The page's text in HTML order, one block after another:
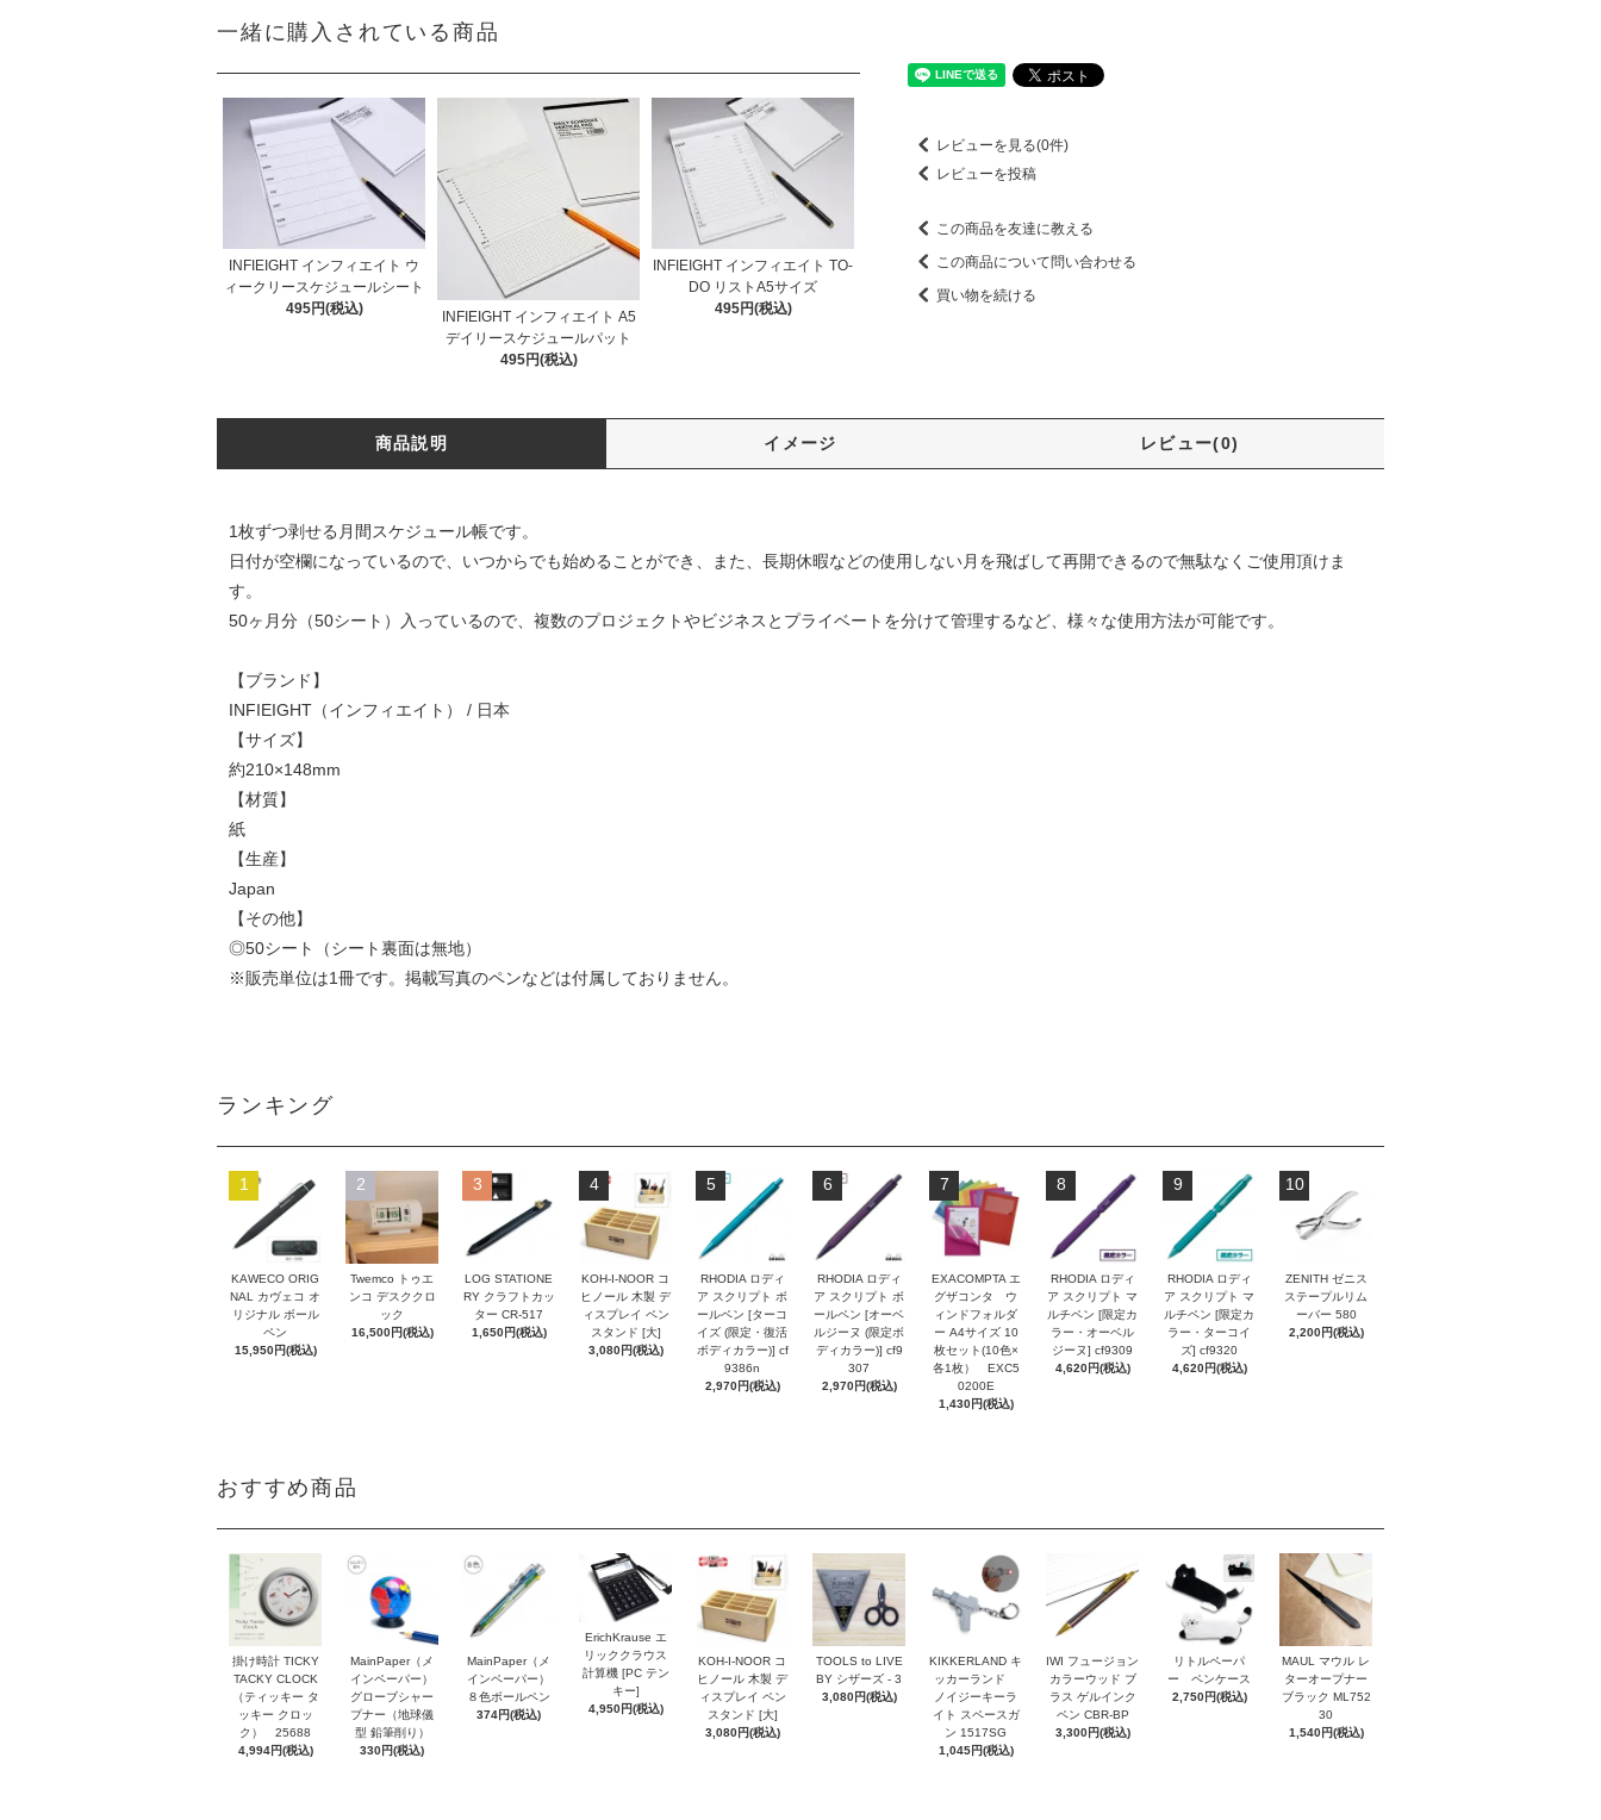
一緒に購入されている商品
INFIEIGHT インフィエイト ウ
ィークリースケジュールシート
495円(税込)
INFIEIGHT インフィエイト A5
デイリースケジュールパット
495円(税込)
INFIEIGHT インフィエイト TO-
DO リストA5サイズ
495円(税込)
レビューを見る(0件)
レビューを投稿
この商品を友達に教える
この商品について問い合わせる
買い物を続ける
商品説明 イメージ レビュー(0)
1枚ずつ剥せる月間スケジュール帳です。
日付が空欄になっているので、いつからでも始めることができ、また、長期休暇などの使用しない月を飛ばして再開できるので無駄なくご使用頂けま
す。
50ヶ月分（50シート）入っているので、複数のプロジェクトやビジネスとプライベートを分けて管理するなど、様々な使用方法が可能です。
【ブランド】
INFIEIGHT（インフィエイト） / 日本
【サイズ】
約210×148mm
【材質】
紙
【生産】
Japan
【その他】
◎50シート（シート裏面は無地）
※販売単位は1冊です。掲載写真のペンなどは付属しておりません。
ランキング
1
KAWECO ORIG
NAL カヴェコ オ
リジナル ボール
ペン
15,950円(税込)
2
Twemco トゥエ
ンコ デスククロ
ック
16,500円(税込)
3
LOG STATIONE
RY クラフトカッ
ター CR-517
1,650円(税込)
4
KOH-I-NOOR コ
ヒノール 木製 デ
ィスプレイ ペン
スタンド [大]
3,080円(税込)
5
RHODIA ロディ
ア スクリプト ボ
ールペン [ターコ
イズ (限定・復活
ボディカラー)] cf
9386n
2,970円(税込)
6
RHODIA ロディ
ア スクリプト ボ
ールペン [オーベ
ルジーヌ (限定ボ
ディカラー)] cf9
307
2,970円(税込)
7
EXACOMPTA エ
グザコンタ ウ
ィンドフォルダ
ー A4サイズ 10
枚セット(10色×
各1枚） EXC5
0200E
1,430円(税込)
8
RHODIA ロディ
ア スクリプト マ
ルチペン [限定カ
ラー・オーベル
ジーヌ] cf9309
4,620円(税込)
9
RHODIA ロディ
ア スクリプト マ
ルチペン [限定カ
ラー・ターコイ
ズ] cf9320
4,620円(税込)
10
ZENITH ゼニス
ステープルリム
ーバー 580
2,200円(税込)
おすすめ商品
掛け時計 TICKY
TACKY CLOCK
（ティッキー タ
ッキー クロッ
ク） 25688
4,994円(税込)
MainPaper（メ
インペーパー）
グローブシャー
プナー（地球儀
型 鉛筆削り）
330円(税込)
MainPaper（メ
インペーパー）
８色ボールペン
374円(税込)
ErichKrause エ
リッククラウス
計算機 [PC テン
キー]
4,950円(税込)
KOH-I-NOOR コ
ヒノール 木製 デ
ィスプレイ ペン
スタンド [大]
3,080円(税込)
TOOLS to LIVE
BY シザーズ - 3
3,080円(税込)
KIKKERLAND キ
ッカーランド
ノイジーキーラ
イト スペースガ
ン 1517SG
1,045円(税込)
IWI フュージョン
カラーウッド ブ
ラス ゲルインク
ペン CBR-BP
3,300円(税込)
リトルペーパ
ー ペンケース
2,750円(税込)
MAUL マウル レ
ターオープナー
ブラック ML752
30
1,540円(税込)